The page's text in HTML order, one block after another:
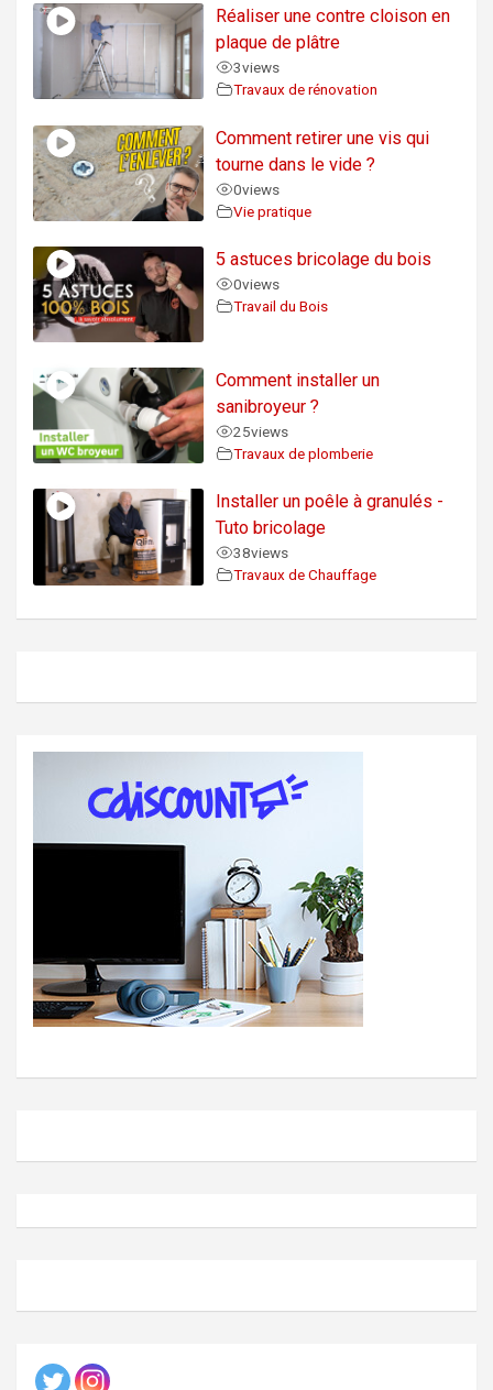
Réaliser une contre cloison en
plaque de plâtre
3views
Travaux de rénovation
Comment retirer une vis qui
tourne dans le vide ?
0views
Vie pratique
5 astuces bricolage du bois
0views
Travail du Bois
Comment installer un
sanibroyeur ?
25views
Travaux de plomberie
Installer un poêle à granulés -
Tuto bricolage
38views
Travaux de Chauffage